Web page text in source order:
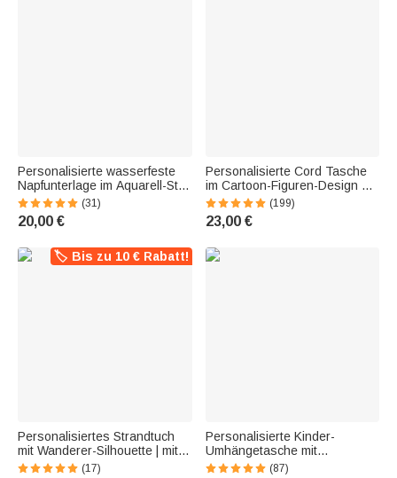
Personalisierte wasserfeste
Napfunterlage im Aquarell-Stil |
mit Haustierfoto | rutschfeste
Gummirückseite | Futtermatte |
Geschenk für Tierbesitzer
(31)
20,00 €
Personalisierte Cord Tasche
im Cartoon-Figuren-Design mit
Seitenfächern und
Geburtsblume
Geburtstagsgeschenk für
(199)
23,00 €
🏷️ Bis zu 10 € Rabatt!
Personalisiertes Strandtuch
mit Wanderer-Silhouette | mit
Namen | aus(17)
Personalisierte Kinder-
Umhängetasche mit
gehäkeltem Namen und
(87)